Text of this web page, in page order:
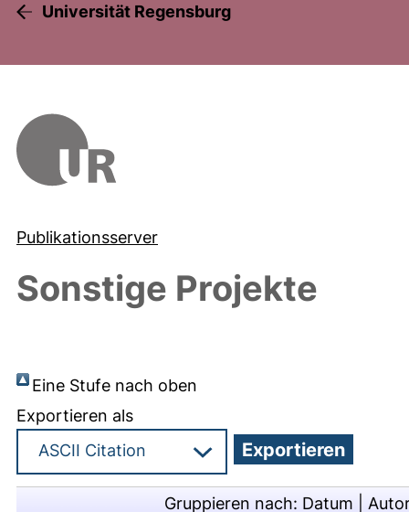
Universität Regensburg
Publikationsserver
Sonstige Projekte
Eine Stufe nach oben
Exportieren als
Gruppieren nach: Datum